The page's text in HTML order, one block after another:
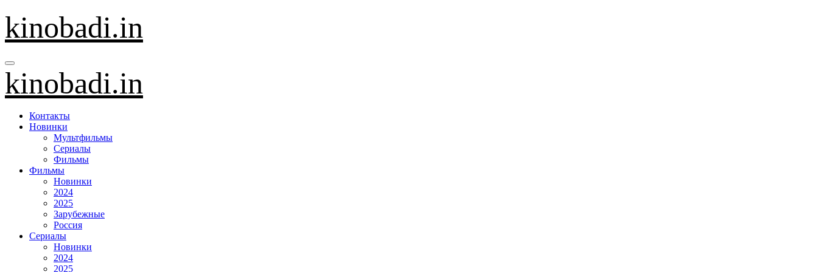
Перейти
содержанию
kinobadi.in
kinobadi.in
Контакты
Новинки
Мультфильмы
Сериалы
Фильмы
Фильмы
Новинки
2024
2025
Зарубежные
Россия
Сериалы
Новинки
2024
2025